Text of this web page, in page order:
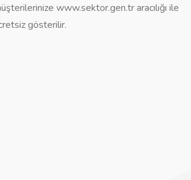
www.sektor.gen.tr aracılığı ile
gösterilir.